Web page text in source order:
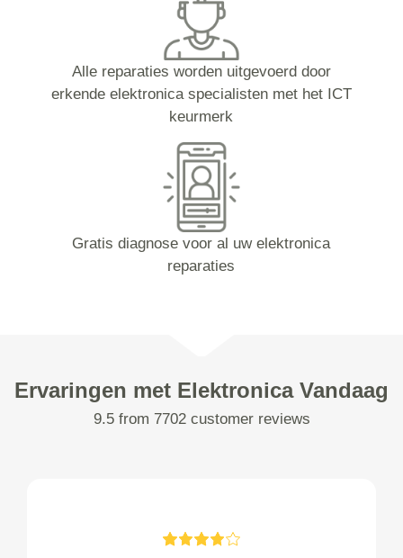
Alle reparaties worden uitgevoerd door
erkende elektronica specialisten met het ICT
keurmerk
Gratis diagnose voor al uw elektronica
reparaties
Ervaringen met Elektronica Vandaag
9.5 from 7702 customer reviews